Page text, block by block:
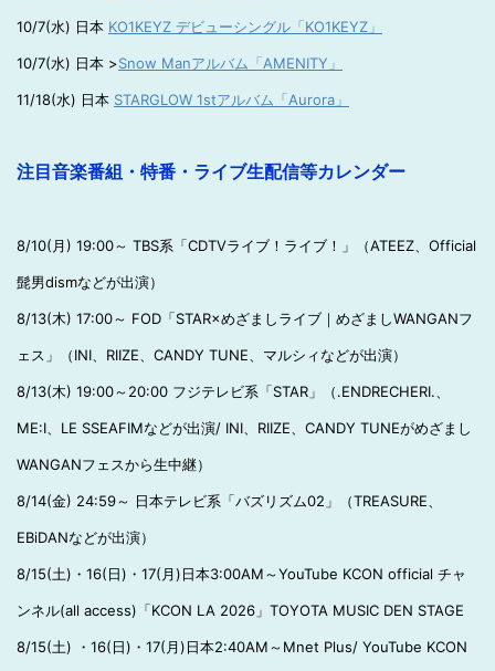
10/7(水) 日本 KO1KEYZ デビューシングル「KO1KEYZ」
10/7(水) 日本 >Snow Manアルバム「AMENITY」
11/18(水) 日本 STARGLOW 1stアルバム「Aurora」
注目音楽番組・特番・ライブ生配信等カレンダー
8/10(月) 19:00～ TBS系「CDTVライブ！ライブ！」（ATEEZ、Official
髭男dismなどが出演）
8/13(木) 17:00～ FOD「STAR×めざましライブ｜めざましWANGANフ
ェス」（INI、RIIZE、CANDY TUNE、マルシィなどが出演）
8/13(木) 19:00～20:00 フジテレビ系「STAR」（.ENDRECHERI.、
ME:I、LE SSEAFIMなどが出演/ INI、RIIZE、CANDY TUNEがめざまし
WANGANフェスから生中継）
8/14(金) 24:59～ 日本テレビ系「バズリズム02」（TREASURE、
EBiDANなどが出演）
8/15(土)・16(日)・17(月)日本3:00AM～YouTube KCON official チャ
ンネル(all access)「KCON LA 2026」TOYOTA MUSIC DEN STAGE
8/15(土) ・16(日)・17(月)日本2:40AM～Mnet Plus/ YouTube KCON